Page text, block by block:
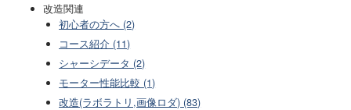
改造関連
初心者の方へ (2)
コース紹介 (11)
シャーシデータ (2)
モーター性能比較 (1)
改造(ラボラトリ,画像ロダ) (83)